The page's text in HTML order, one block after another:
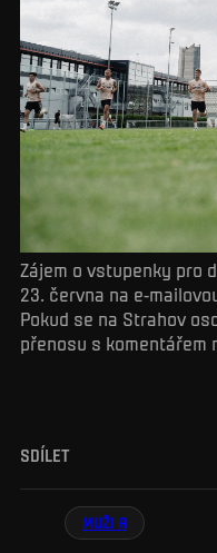
Zájem o vstupenky pro
23. června na e-
Pokud se na Strahov
přenosu s komentářem
SDÍLET
MUŽI A